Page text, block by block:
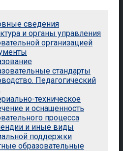
сведения
и органы управления
организацией
стандарты
Педагогический
техническое
и оснащенность
процесса
и иные виды
поддержки
образовательные